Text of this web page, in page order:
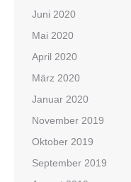
Juni 2020
Mai 2020
April 2020
März 2020
Januar 2020
November 2019
Oktober 2019
September 2019